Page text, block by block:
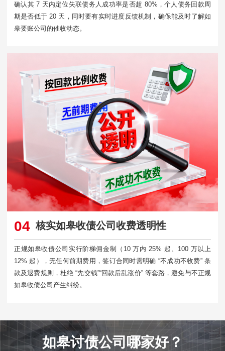
确认其 7 天内定位失联债务人成功率是否超 80%，个人债务回款周
期是否低于 20 天，同时要有实时进度反馈机制，确保能及时了解如
皋要账公司的催收动态。​
04 核实如皋收债公司收费透明性
正规如皋收债公司实行阶梯佣金制（10 万内 25% 起、100 万以上
12% 起），无任何前期费用，签订合同时需明确 “不成功不收费” 条
款及退费规则，杜绝 “先交钱”“回款后乱涨价” 等套路，避免与不正规
如皋收债公司产生纠纷。​
如皋讨债公司哪家好？